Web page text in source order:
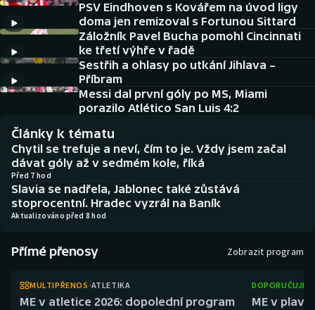
DALŠÍ SPORTY
Americký fotbal
Baseball a softbal
Biatlon
Boby a skeleton
Box
Curling
Dostihy
NEPŘEHLÉDNĚTE
Historické návraty
Aplikace ČT sport
AZ kvíz
PSV Eindhoven s Kovářem na úvod ligy
doma jen remizoval s Fortunou Sittard
Záložník Pavel Bucha pomohl Cincinnati
ke třetí výhře v řadě
Sestřih a ohlasy po utkání Jihlava –
Příbram
Messi dal první góly po MS, Miami
porazilo Atlético San Luis 4:2
Články k tématu
Chytil se trefuje a neví, čím to je. Vždy jsem začal
dávat góly až v sedmém kole, říká
Před 7 hod
Slavia se nadřela, Jablonec také zůstává
stoprocentní. Hradec vyzrál na Baník
Aktualizováno před 8 hod
Přímé přenosy Zobrazit program
MULTIPŘENOS ATLETIKA
ME v atletice 2026: dopolední program ME v